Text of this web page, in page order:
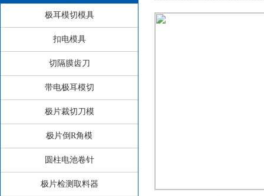
极耳模切模具
扣电模具
切隔膜齿刀
带电极耳模切
极片裁切刀模
极片倒R角模
圆柱电池卷针
极片检测取料器